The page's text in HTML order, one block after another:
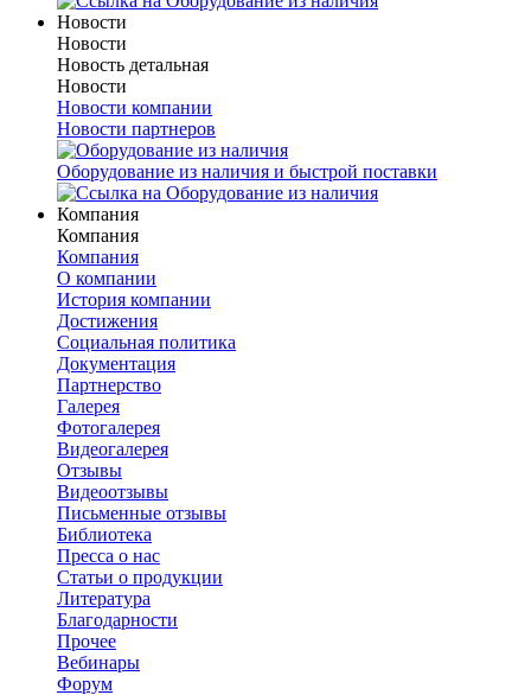
Новости
Новости
Новость детальная
Новости
Новости компании
Новости партнеров
Оборудование из наличия и быстрой поставки
Компания
Компания
Компания
О компании
История компании
Достижения
Социальная политика
Документация
Партнерство
Галерея
Фотогалерея
Видеогалерея
Отзывы
Видеоотзывы
Письменные отзывы
Библиотека
Пресса о нас
Статьи о продукции
Литература
Благодарности
Прочее
Вебинары
Форум